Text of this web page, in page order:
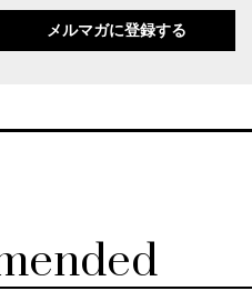
メルマガに登録する